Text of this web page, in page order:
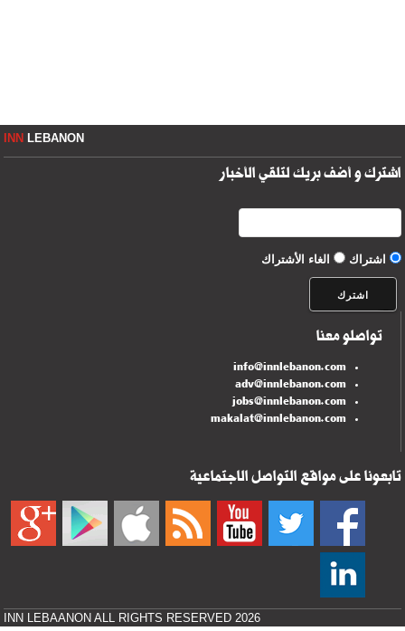
INNLEBANON
اشترك و أضف بريك لتلقي الأخبار
اشتراك الغاء الأشتراك
تواصلو معنا
info@innlebanon.com
adv@innlebanon.com
jobs@innlebanon.com
makalat@innlebanon.com
تابعونا على مواقع التواصل الاجتماعية
INN LEBAANON ALL RIGHTS RESERVED 2026